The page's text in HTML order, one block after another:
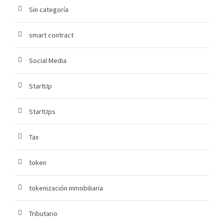
Sin categoría
smart contract
Social Media
StartUp
StartUps
Tax
token
tokenización inmobiliaria
Tributario